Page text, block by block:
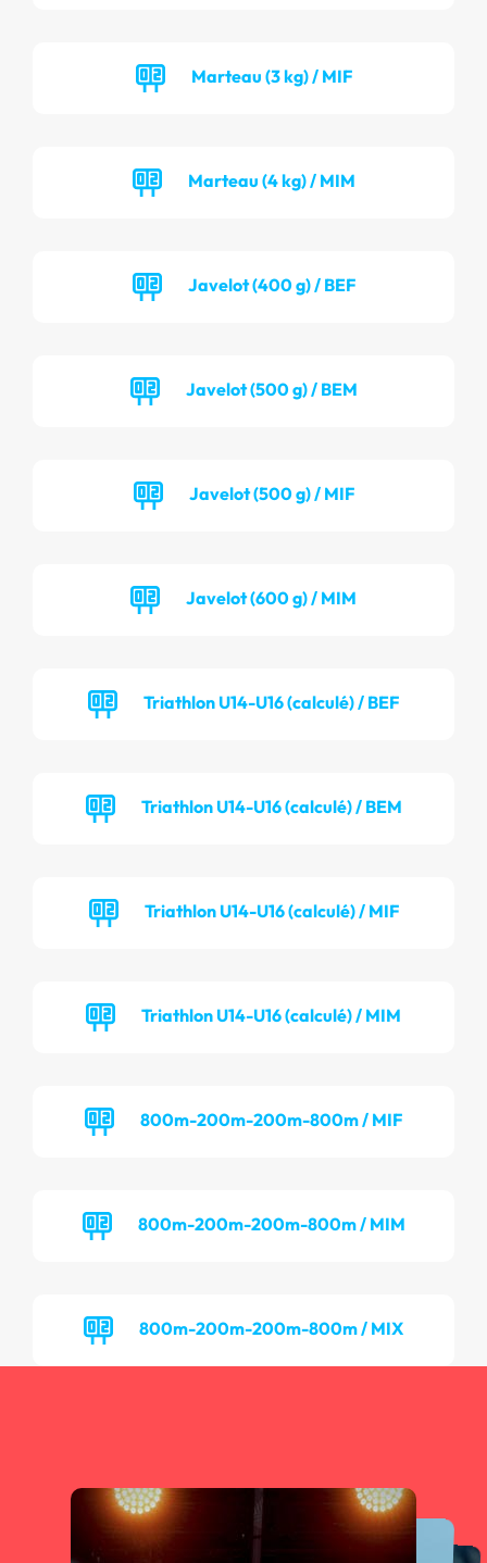
Marteau (3 kg) / MIF
Marteau (4 kg) / MIM
Javelot (400 g) / BEF
Javelot (500 g) / BEM
Javelot (500 g) / MIF
Javelot (600 g) / MIM
Triathlon U14-U16 (calculé) / BEF
Triathlon U14-U16 (calculé) / BEM
Triathlon U14-U16 (calculé) / MIF
Triathlon U14-U16 (calculé) / MIM
800m-200m-200m-800m / MIF
800m-200m-200m-800m / MIM
800m-200m-200m-800m / MIX